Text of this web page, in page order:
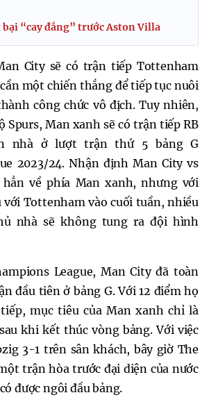
“cay đắng” trước Aston Villa
City sẽ có trận tiếp Tottenham
một chiến thắng để tiếp tục nuôi
công chức vô địch. Tuy nhiên,
Spurs, Man xanh sẽ có trận tiếp RB
nhà ở lượt trận thứ 5 bảng G
2023/24. Nhận định Man City vs
về phía Man xanh, nhưng với
với Tottenham vào cuối tuần, nhiều
nhà sẽ không tung ra đội hình
League, Man City đã toàn
đầu tiên ở bảng G. Với 12 điểm họ
mục tiêu của Man xanh chỉ là
khi kết thúc vòng bảng. Với việc
3-1 trên sân khách, bây giờ The
trận hòa trước đại diện của nước
được ngôi đầu bảng.